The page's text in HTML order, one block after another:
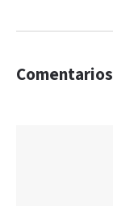
Comentarios